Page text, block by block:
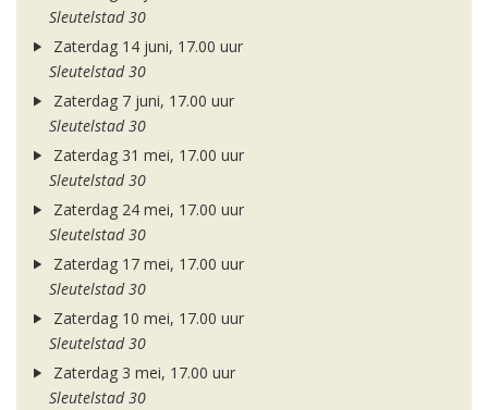
Sleutelstad 30
Zaterdag 14 juni, 17.00 uur
Sleutelstad 30
Zaterdag 7 juni, 17.00 uur
Sleutelstad 30
Zaterdag 31 mei, 17.00 uur
Sleutelstad 30
Zaterdag 24 mei, 17.00 uur
Sleutelstad 30
Zaterdag 17 mei, 17.00 uur
Sleutelstad 30
Zaterdag 10 mei, 17.00 uur
Sleutelstad 30
Zaterdag 3 mei, 17.00 uur
Sleutelstad 30